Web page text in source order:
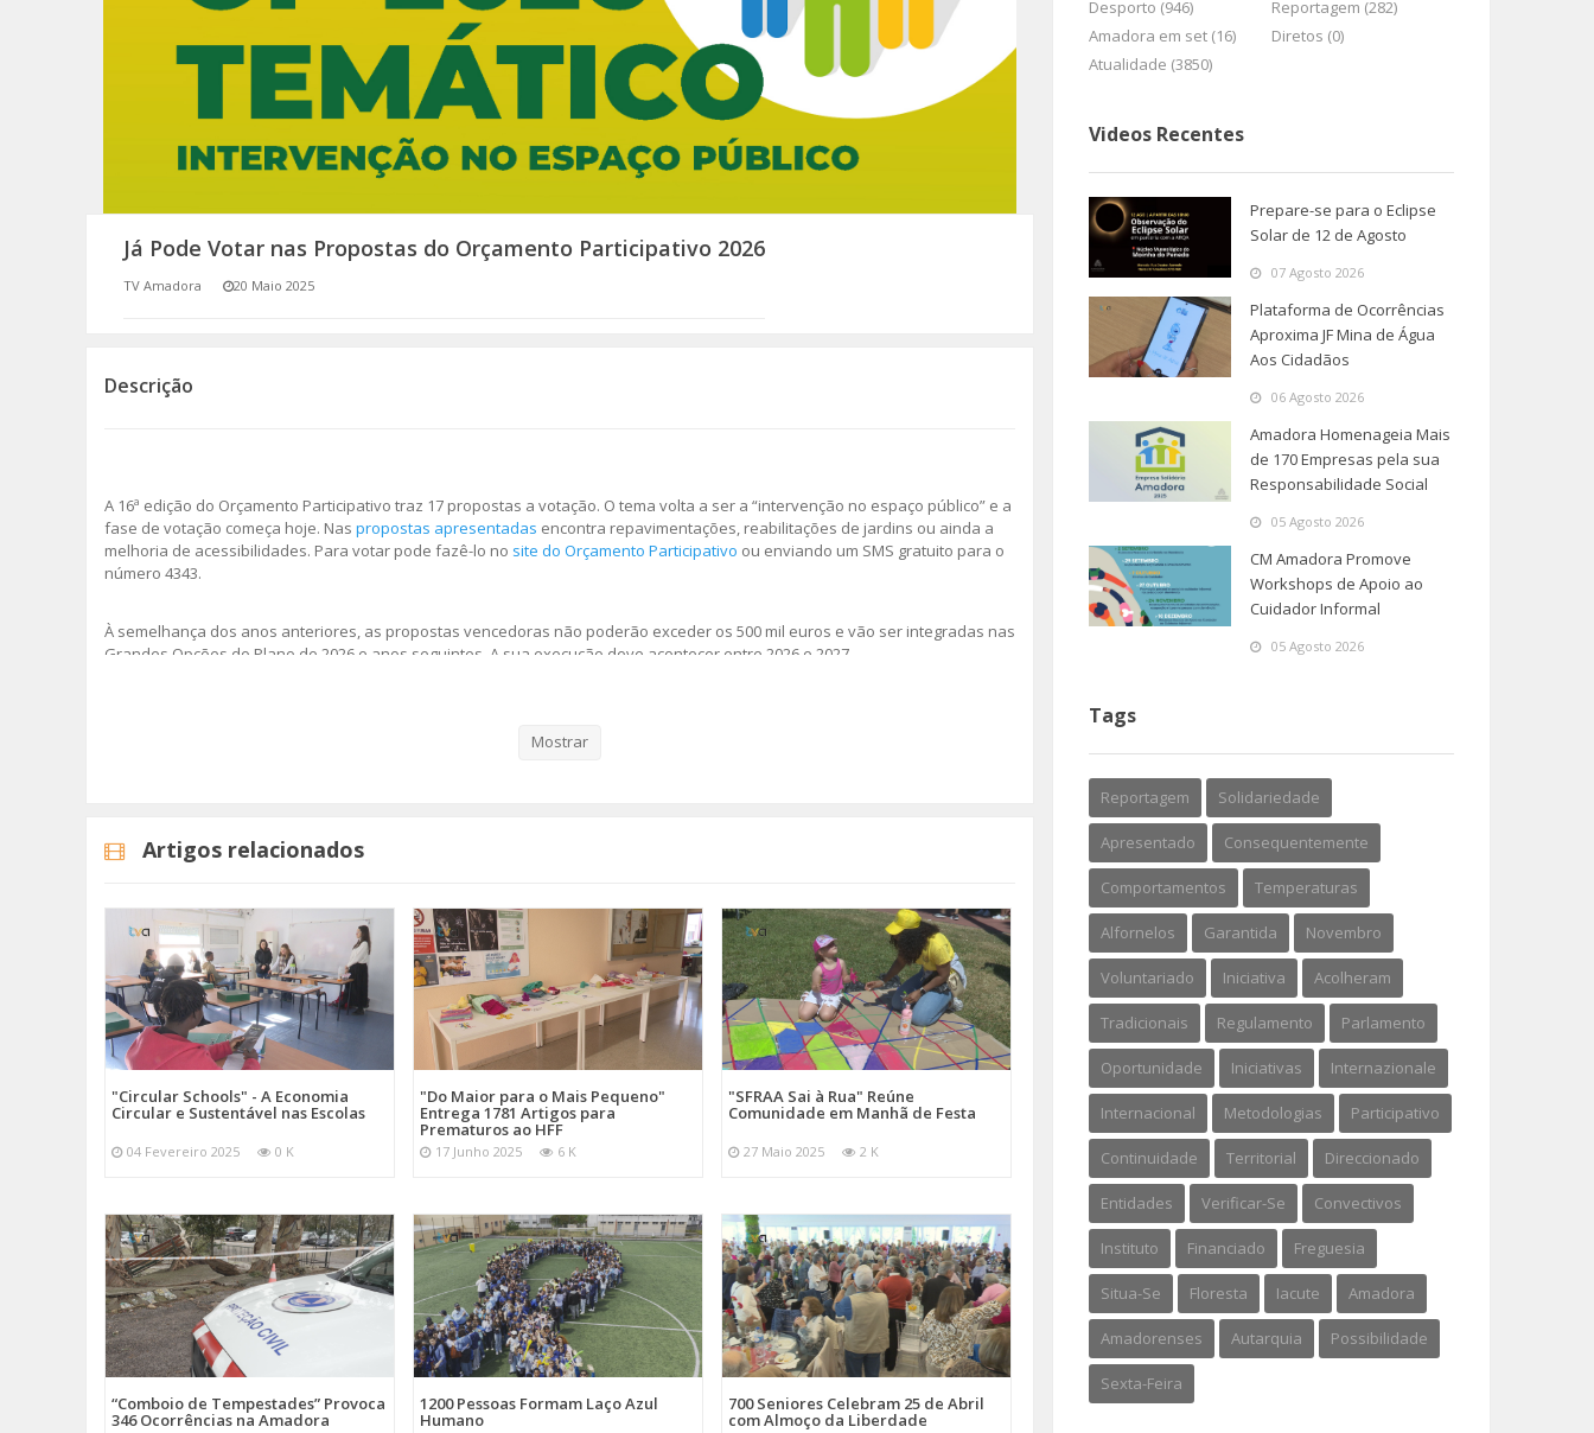
SOMOS TODOS EUROPEUS
AMADORA LIGA À RESILIÊNCIA
(RE) PENSAMENTOS
Já Pode Votar nas Propostas do Orçamento Participativo 2026
TV Amadora 20 Maio 2025
Descrição
A 16ª edição do Orçamento Participativo traz 17 propostas a votação. O tema volta a ser a “intervenção no espaço público” e a
fase de votação começa hoje. Nas propostas apresentadas encontra repavimentações, reabilitações de jardins ou ainda a
melhoria de acessibilidades. Para votar pode fazê-lo no site do Orçamento Participativo ou enviando um SMS gratuito para o
número 4343.
À semelhança dos anos anteriores, as propostas vencedoras não poderão exceder os 500 mil euros e vão ser integradas nas
Grandes Opções do Plano de 2026 e anos seguintes. A sua execução deve acontecer entre 2026 e 2027.
Mostrar
Artigos relacionados
"Circular Schools" - A Economia
Circular e Sustentável nas Escolas
04 Fevereiro 2025 0 K
"Do Maior para o Mais Pequeno"
Entrega 1781 Artigos para
Prematuros ao HFF
17 Junho 2025 6 K
"SFRAA Sai à Rua" Reúne
Comunidade em Manhã de Festa
27 Maio 2025 2 K
“Comboio de Tempestades” Provoca
346 Ocorrências na Amadora
1200 Pessoas Formam Laço Azul
Humano
700 Seniores Celebram 25 de Abril
com Almoço da Liberdade
Desporto (946)
Reportagem (282)
Amadora em set (16)
Diretos (0)
Atualidade (3850)
Videos Recentes
Prepare-se para o Eclipse
Solar de 12 de Agosto
07 Agosto 2026
Plataforma de Ocorrências
Aproxima JF Mina de Água
Aos Cidadãos
06 Agosto 2026
Amadora Homenageia Mais
de 170 Empresas pela sua
Responsabilidade Social
05 Agosto 2026
CM Amadora Promove
Workshops de Apoio ao
Cuidador Informal
05 Agosto 2026
Tags
Reportagem Solidariedade
Apresentado Consequentemente
Comportamentos Temperaturas
Alfornelos Garantida Novembro
Voluntariado Iniciativa Acolheram
Tradicionais Regulamento Parlamento
Oportunidade Iniciativas Internazionale
Internacional Metodologias Participativo
Continuidade Territorial Direccionado
Entidades Verificar-Se Convectivos
Instituto Financiado Freguesia
Situa-Se Floresta Iacute Amadora
Amadorenses Autarquia Possibilidade
Sexta-Feira